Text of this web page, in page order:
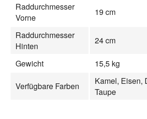
Raddurchmesser
Vorne
19 cm
Raddurchmesser
Hinten
24 cm
Gewicht 15,5 kg
Verfügbare Farben
Kamel, Eisen,
Taupe